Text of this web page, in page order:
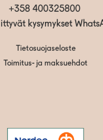
+358 400325800
kysymykset
Tietosuojaseloste
Toimitus- ja maksuehdot